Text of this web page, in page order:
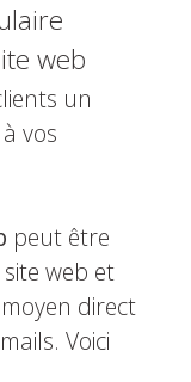
web
un
vos
peut être
web et
direct
Voici